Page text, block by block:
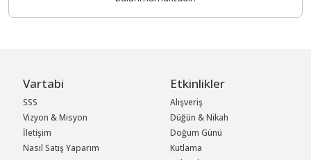
Vartabi
SSS
Vizyon & Misyon
İletişim
Nasıl Satış Yaparım
Etkinlikler
Alışveriş
Düğün & Nikah
Doğum Günü
Kutlama